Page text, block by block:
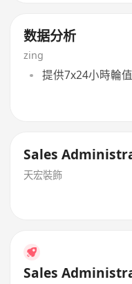
数据分析
zing
提供7x24小時輪
Sales
天宏裝飾
Sales